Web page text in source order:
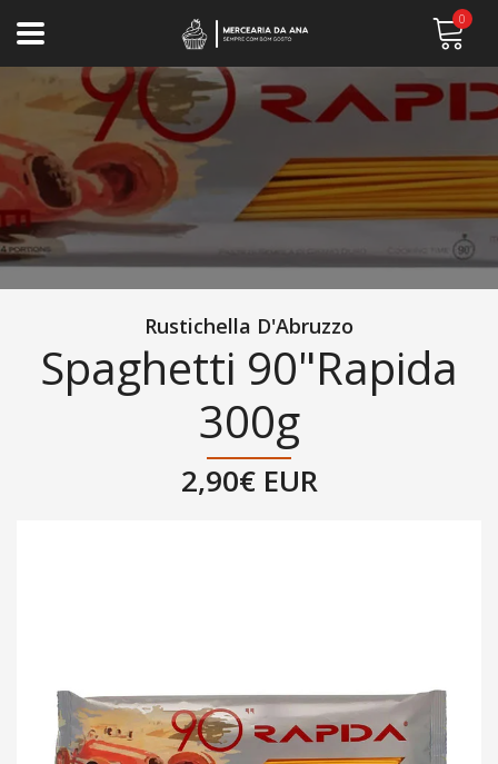
0
Rustichella D'Abruzzo
Spaghetti 90"Rapida
300g
2,90€ EUR